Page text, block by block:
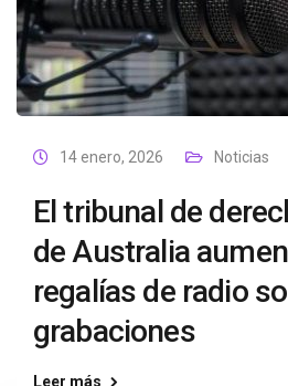
14 enero, 2026 Noticias
El tribunal de
de Australia
regalías de radio
grabaciones
Leer más